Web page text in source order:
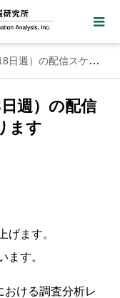
ケジュールに変更があります
週）の配信
ます
げます。
ます。
ける調査分析レ